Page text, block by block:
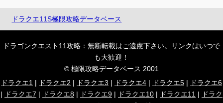
ドラクエ11S極限攻略データベース
ドラゴンクエスト11攻略：無断転載はご遠慮下さい。リンクはいつで
も大歓迎！
© 極限攻略データベース 2001
ドラクエ1 | ドラクエ2 | ドラクエ3 | ドラクエ4 | ドラクエ5 |
ドラクエ6
|
ドラクエ7 | ドラクエ8 | ドラクエ9 | ドラクエ10 | ドラクエ11 |
ドラク